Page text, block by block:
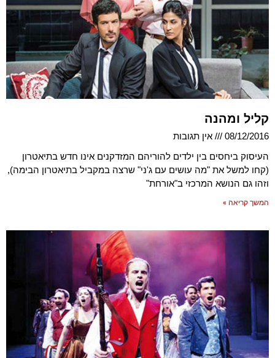
קליל ומהנה
08/12/2016
אין תגובות
העיסוק ביחסים בין ילדים להוריהם המזדקנים אינו חדש בתיאטרון
(קחו למשל את "מה עושים עם ג'ני" שרצה במקביל בתיאטרון הבימה),
וזהו גם הנושא המרכזי ב"אורחת"
המשך קריאה »